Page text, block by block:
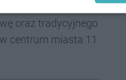
oraz tradycyjnego
centrum miasta 11